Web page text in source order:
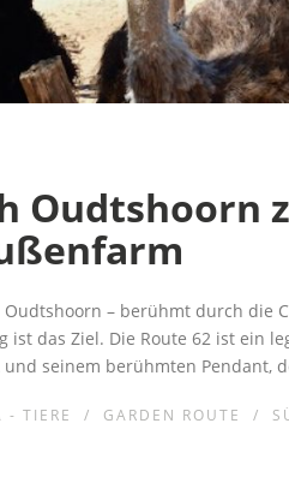
Oudtshoorn
– berühmt durch die
das Ziel. Die Route 62 ist ein
seinem berühmten Pendant,
- TIERE / GARDEN ROUTE /